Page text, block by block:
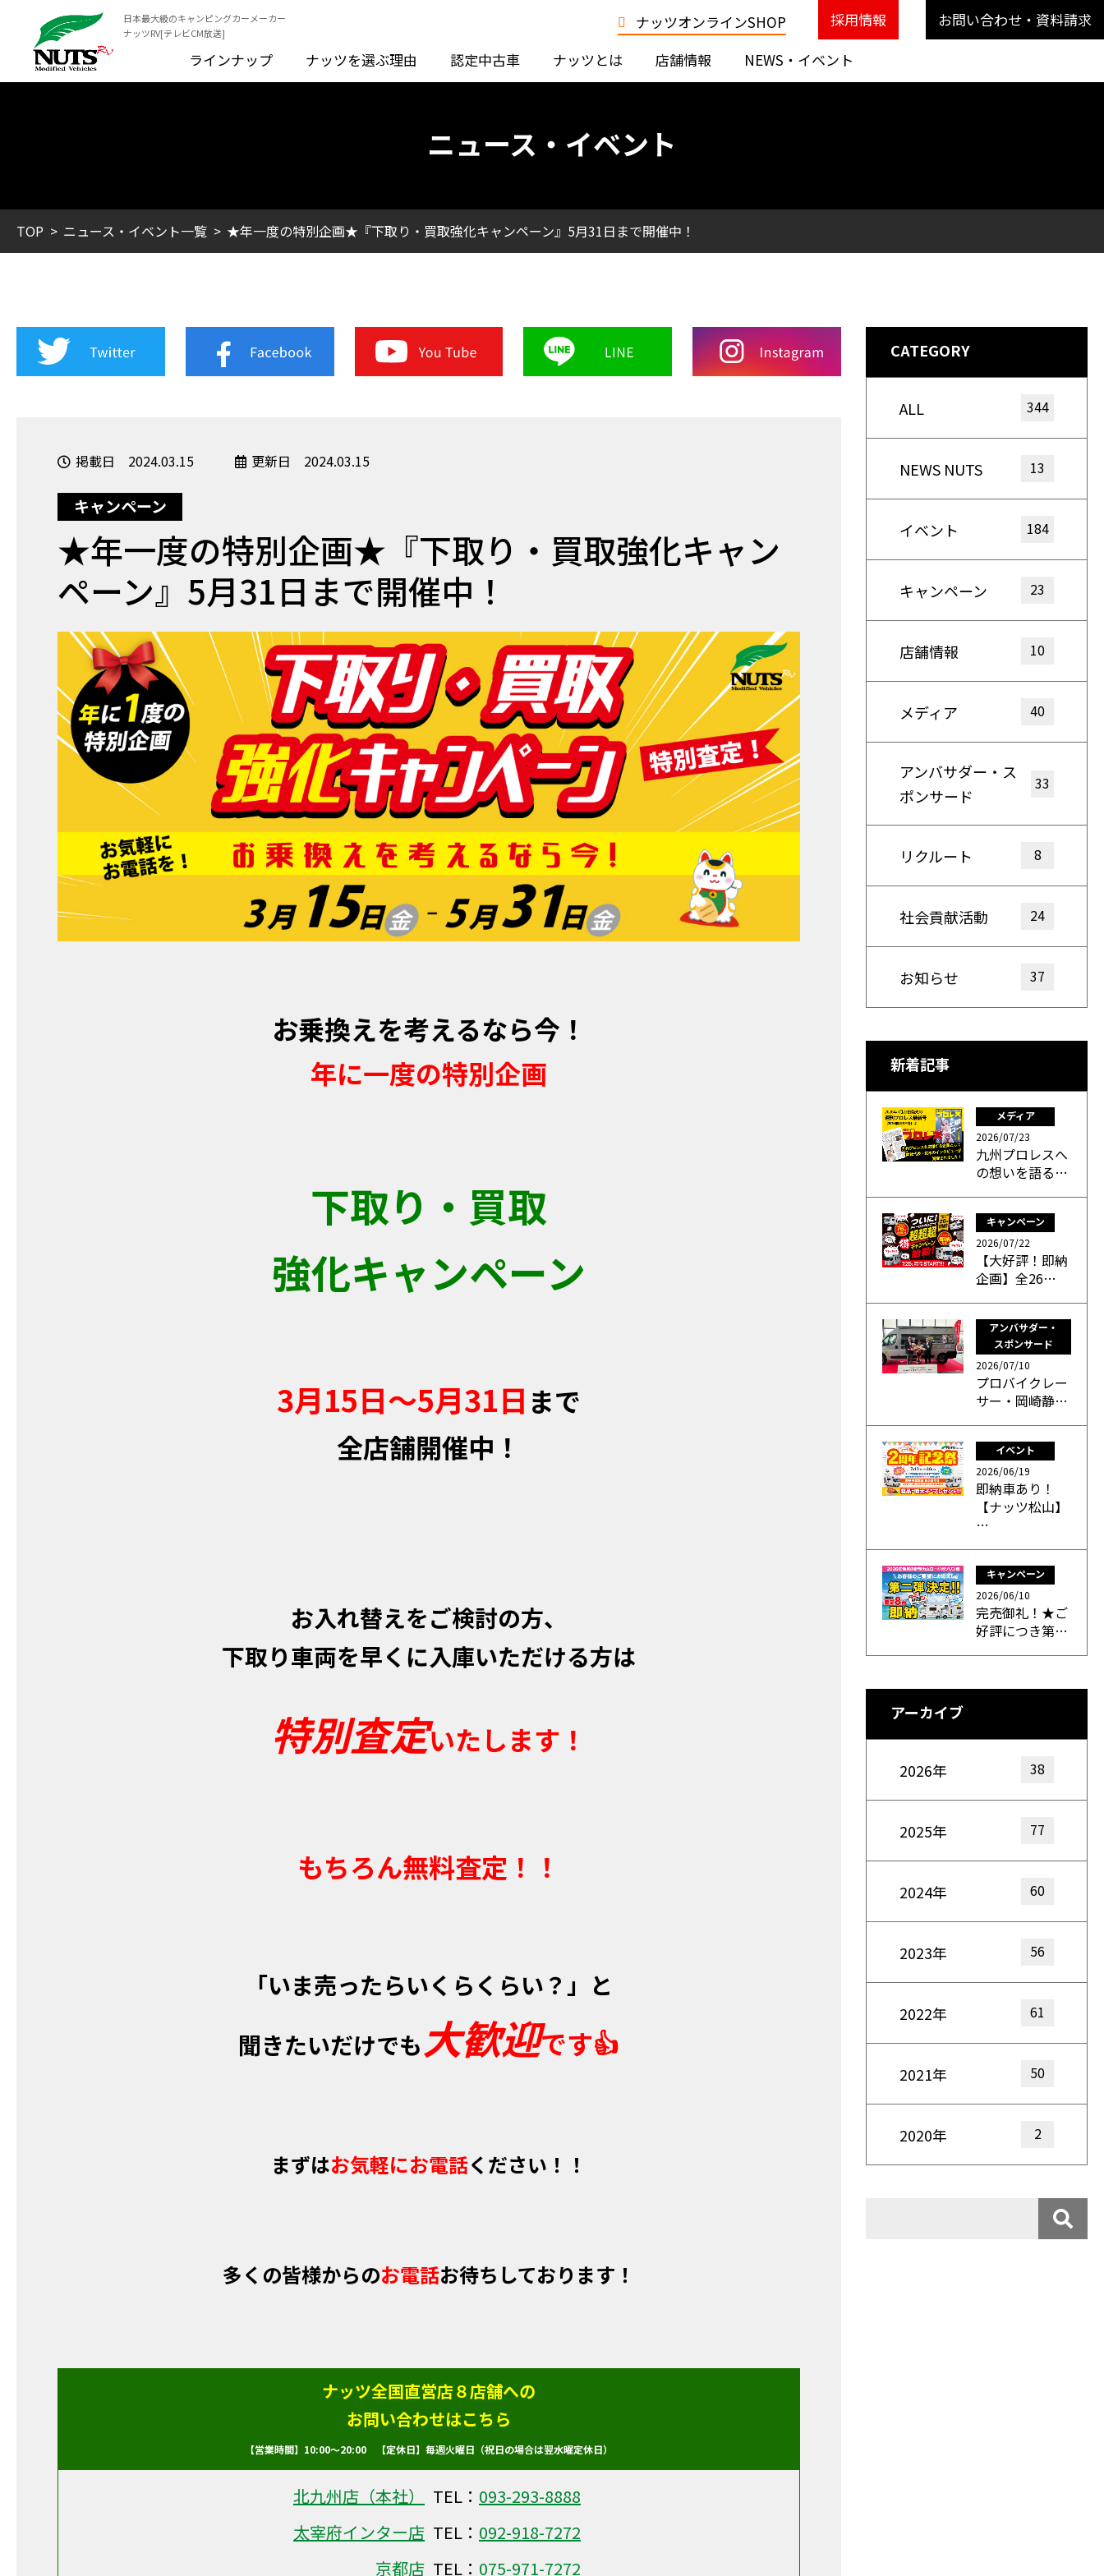
日本最大級のキャンピングカーメーカー
ナッツRV[テレビCM放送]
お問い合わせ・資料請求
ラインナップ
ナッツを選ぶ理由 認定中古車 ナッツとは 店舗情報 NEWS・イベント
ナッツオンラインSHOP 採用情報
ニュース・イベント
TOP ニュース・イベント一覧 ★年一度の特別企画★『下取り・買取強化キャンペーン』5月31日まで開催中！
掲載日 2024.03.15 更新日 2024.03.15
キャンペーン
★年一度の特別企画★『下取り・買取強化キャン
ペーン』5月31日まで開催中！
お乗換えを考えるなら今！
年に一度の特別企画
下取り・買取
強化キャンペーン
3月15日～5月31日 まで
全店舗開催中！
お入れ替えをご検討の方、
下取り車両を早くに入庫いただける方は
特別査定いたします！
もちろん無料査定！！
「いま売ったらいくらくらい？」と
聞きたいだけでも大歓迎です👍
まずはお気軽にお電話ください！！
多くの皆様からのお電話お待ちしております！
ナッツ全国直営店８店舗への
お問い合わせはこちら
【営業時間】10:00～20:00 【定休日】毎週火曜日（祝日の場合は翌水曜定休日）
北九州店（本社） TEL： 093-293-8888
太宰府インター店 TEL： 092-918-7272
京都店 TEL： 075-971-7272
CATEGORY
ALL 344
NEWS NUTS 13
イベント 184
キャンペーン 23
店舗情報 10
メディア 40
アンバサダー・ス
ポンサード
33
リクルート 8
社会貢献活動 24
お知らせ 37
新着記事
メディア
2026/07/23
九州プロレスへ
の想いを語る…
キャンペーン
2026/07/22
【大好評！即納
企画】全26…
アンバサダー・
スポンサード
2026/07/10
プロバイクレー
サー・岡崎静…
イベント
2026/06/19
即納車あり！
【ナッツ松山】
…
キャンペーン
2026/06/10
完売御礼！★ご
好評につき第…
アーカイブ
2026年 38
2025年 77
2024年 60
2023年 56
2022年 61
2021年 50
2020年 2